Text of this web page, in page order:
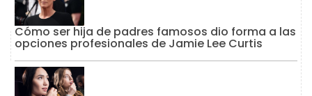
Cómo ser hija de padres famosos dio forma a las
opciones profesionales de Jamie Lee Curtis